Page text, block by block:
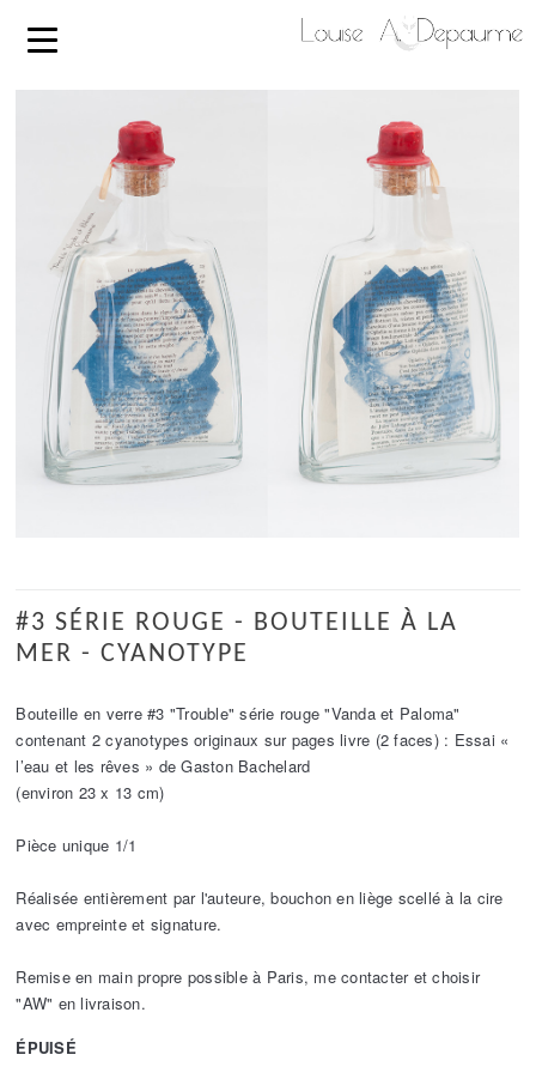
#3 SÉRIE ROUGE - BOUTEILLE À LA
MER - CYANOTYPE
Bouteille en verre #3 "Trouble" série rouge "Vanda et Paloma"
contenant 2 cyanotypes originaux sur pages livre (2 faces) : Essai «
l’eau et les rêves » de Gaston Bachelard
(environ 23 x 13 cm)
Pièce unique 1/1
Réalisée entièrement par l'auteure, bouchon en liège scellé à la cire
avec empreinte et signature.
Remise en main propre possible à Paris, me contacter et choisir
"AW" en livraison.
ÉPUISÉ